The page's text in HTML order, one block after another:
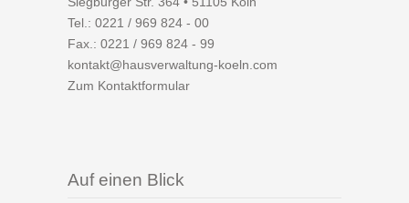
Tel.: 0221 / 969 824 - 00
Fax.: 0221 / 969 824 - 99
kontakt@hausverwaltung-koeln.com
Zum Kontaktformular
Auf einen Blick